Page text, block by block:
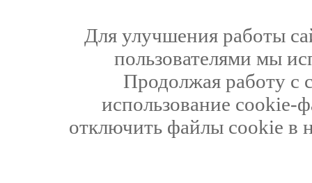
Для улучшения работы
пользователями мы
Продолжая работу с
использование cookie-
отключить файлы cookie в